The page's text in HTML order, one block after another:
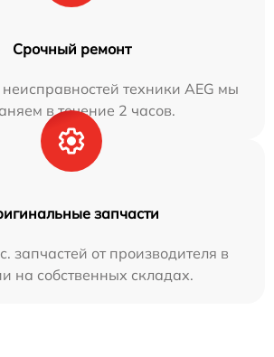
Срочный ремонт
техники AEG мы
в течение 2 часов.
запчасти
запчастей от производителя в
на собственных складах.